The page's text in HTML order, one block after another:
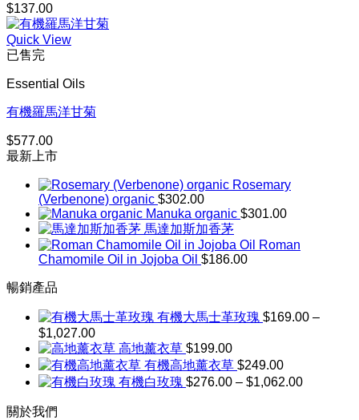
$137.00
Quick View
已售完
Essential Oils
有機羅馬洋甘菊
$577.00
最新上市
Rosemary
(Verbenone) organic $302.00
Manuka organic $301.00
馬達加斯加香茅
Roman
Chamomile Oil in Jojoba Oil $186.00
暢銷產品
有機大馬士革玫瑰 $169.00 –
$1,027.00價
格
範
圍：
高地薰衣草 $199.00
有機高地薰衣草 $249.00
有機白玫瑰 $276.00 – $1,062.00價
關於我們